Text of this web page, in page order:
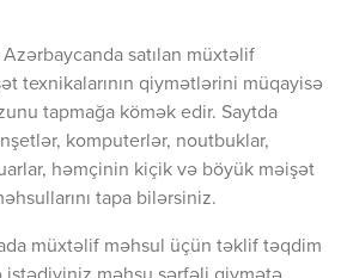
Azərbaycanda satılan müxtəlif
texnikalarının qiymətlərini müqayisə
tapmağa kömək edir. Saytda
komputerlər, noutbuklar,
həmçinin kiçik və böyük məişət
tapa bilərsiniz.
müxtəlif məhsul üçün təklif təqdim